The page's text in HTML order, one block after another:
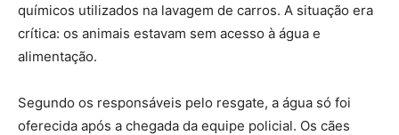
químicos utilizados na lavagem de carros. A situação era
crítica: os animais estavam sem acesso à água e
alimentação.
Segundo os responsáveis pelo resgate, a água só foi
oferecida após a chegada da equipe policial. Os cães